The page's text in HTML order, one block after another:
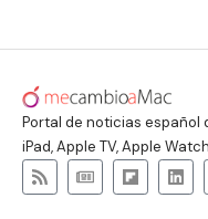
Portal de noticias español
iPad, Apple TV, Apple